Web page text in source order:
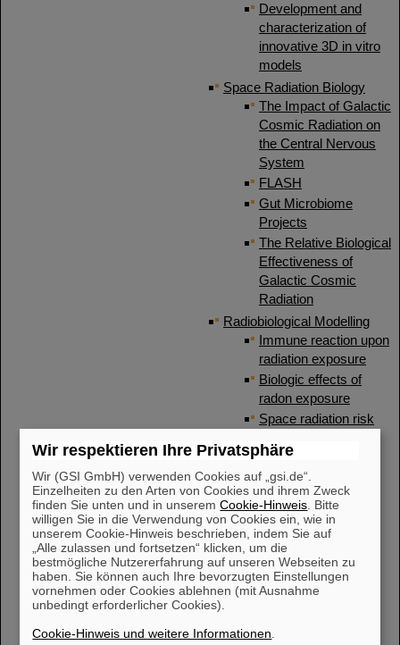
Development and
characterization of
innovative 3D in vitro
models
Space Radiation Biology
The Impact of Galactic
Cosmic Radiation on
the Central Nervous
System
FLASH
Gut Microbiome
Projects
The Relative Biological
Effectiveness of
Galactic Cosmic
Radiation
Radiobiological Modelling
Immune reaction upon
radiation exposure
Biologic effects of
radon exposure
Space radiation risk
Radiation effect
models
Spatial and temporal
DNA damage
interaction
GSI ALC database
Project
PIDE Project
TRiP98
Wir respektieren Ihre Privatsphäre
Wir (GSI GmbH) verwenden Cookies auf „gsi.de“.
Einzelheiten zu den Arten von Cookies und ihrem Zweck
finden Sie unten und in unseremCookie-Hinweis . Bitte
willigen Sie in die Verwendung von Cookies ein, wie in
unserem Cookie-Hinweis beschrieben, indem Sie auf
„Alle zulassen und fortsetzen“ klicken, um die
bestmögliche Nutzererfahrung auf unseren Webseiten zu
haben. Sie können auch Ihre bevorzugten Einstellungen
vornehmen oder Cookies ablehnen (mit Ausnahme
unbedingt erforderlicher Cookies).
Cookie-Hinweis und weitere Informationen